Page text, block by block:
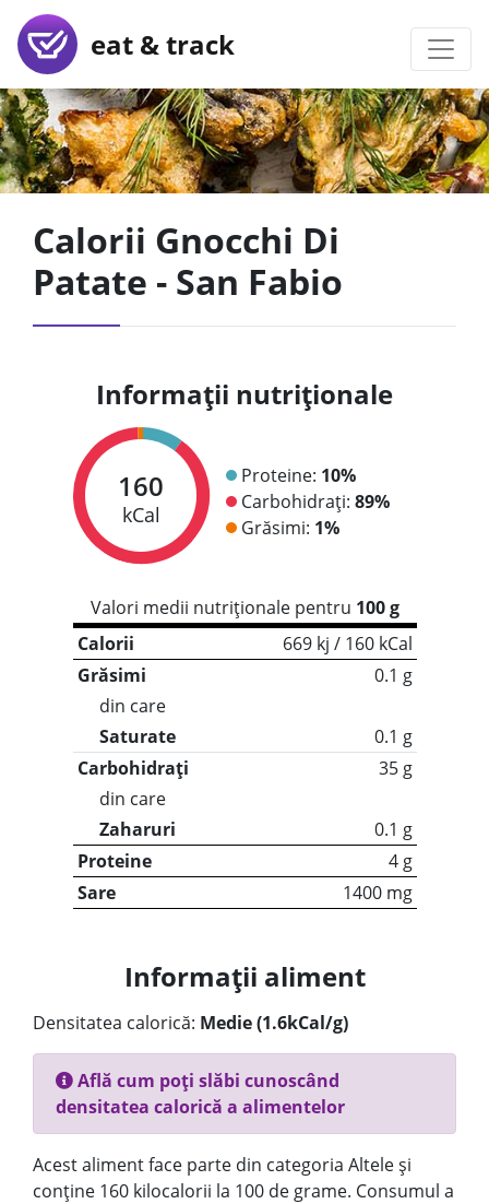
eat & track
Calorii Gnocchi Di
Patate - San Fabio
Informații nutriționale
160
kCal
Proteine: 10%
Carbohidrați: 89%
Grăsimi: 1%
Valori medii nutriționale pentru 100 g
Calorii
669 kj / 160 kCal
Grăsimi
0.1 g
din care
Saturate
0.1 g
Carbohidrați
35 g
din care
Zaharuri
0.1 g
Proteine
4 g
Sare
1400 mg
Informații aliment
Densitatea calorică: Medie (1.6kCal/g)
Află cum poți slăbi cunoscând
densitatea calorică a alimentelor
Acest aliment face parte din categoria Altele și
conține 160 kilocalorii la 100 de grame. Consumul a